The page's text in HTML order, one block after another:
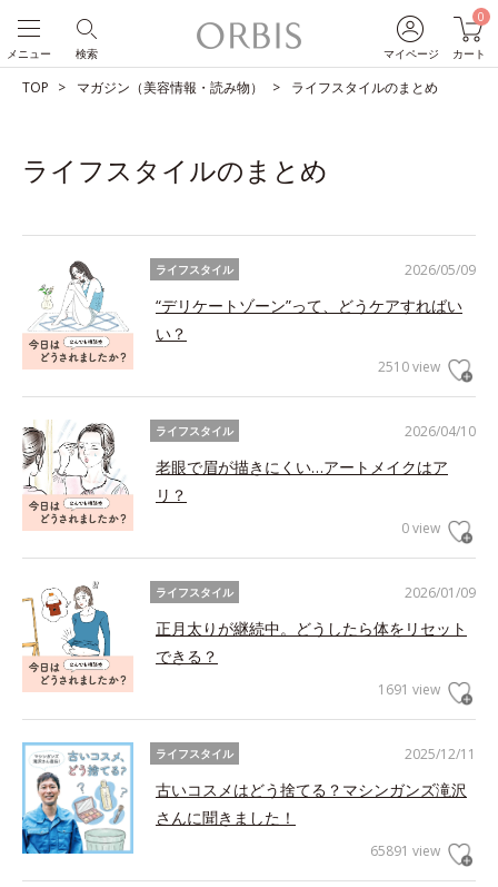
マイページ
0
カート
検索
メニュー
TOP マガジン（美容情報・読み物） ライフスタイルのまとめ
ライフスタイルのまとめ
2026/05/09
ライフスタイル
“デリケートゾーン”って、どうケアすればい
い？
2510 view
2026/04/10
ライフスタイル
老眼で眉が描きにくい…アートメイクはア
リ？
0 view
2026/01/09
ライフスタイル
正月太りが継続中。どうしたら体をリセット
できる？
1691 view
2025/12/11
ライフスタイル
古いコスメはどう捨てる？マシンガンズ滝沢
さんに聞きました！
65891 view